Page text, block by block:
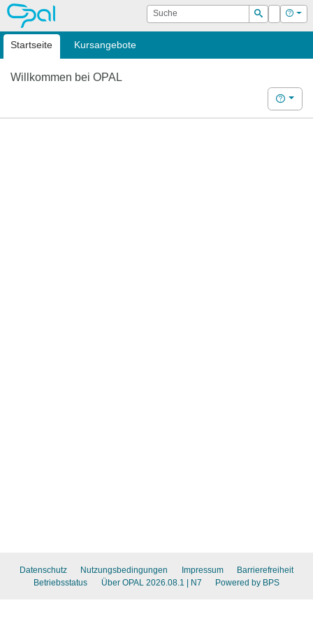
OPAL Suche
Suchen
Login Hilfe
Startseite Kursangebote
Willkommen bei OPAL
Hilfe
Datenschutz Nutzungsbedingungen Impressum
Barrierefreiheit
Betriebsstatus
Über OPAL 2026.08.1 | N7 Powered by BPS